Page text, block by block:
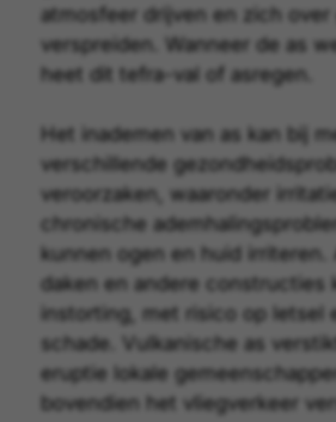
atmosfeer drijven en zich
verspreiden. Wanneer de as
heet dit tefra-val of asregen.
Het inademen van as kan bij
verschillende
veroorzaken, waaronder
chronische
kunnen ogen en huid irriteren.
daken en andere constructies
instorting, met risico op letsel
schade. Vulkanische as
eruptie lokale
bovendien het vliegverkeer